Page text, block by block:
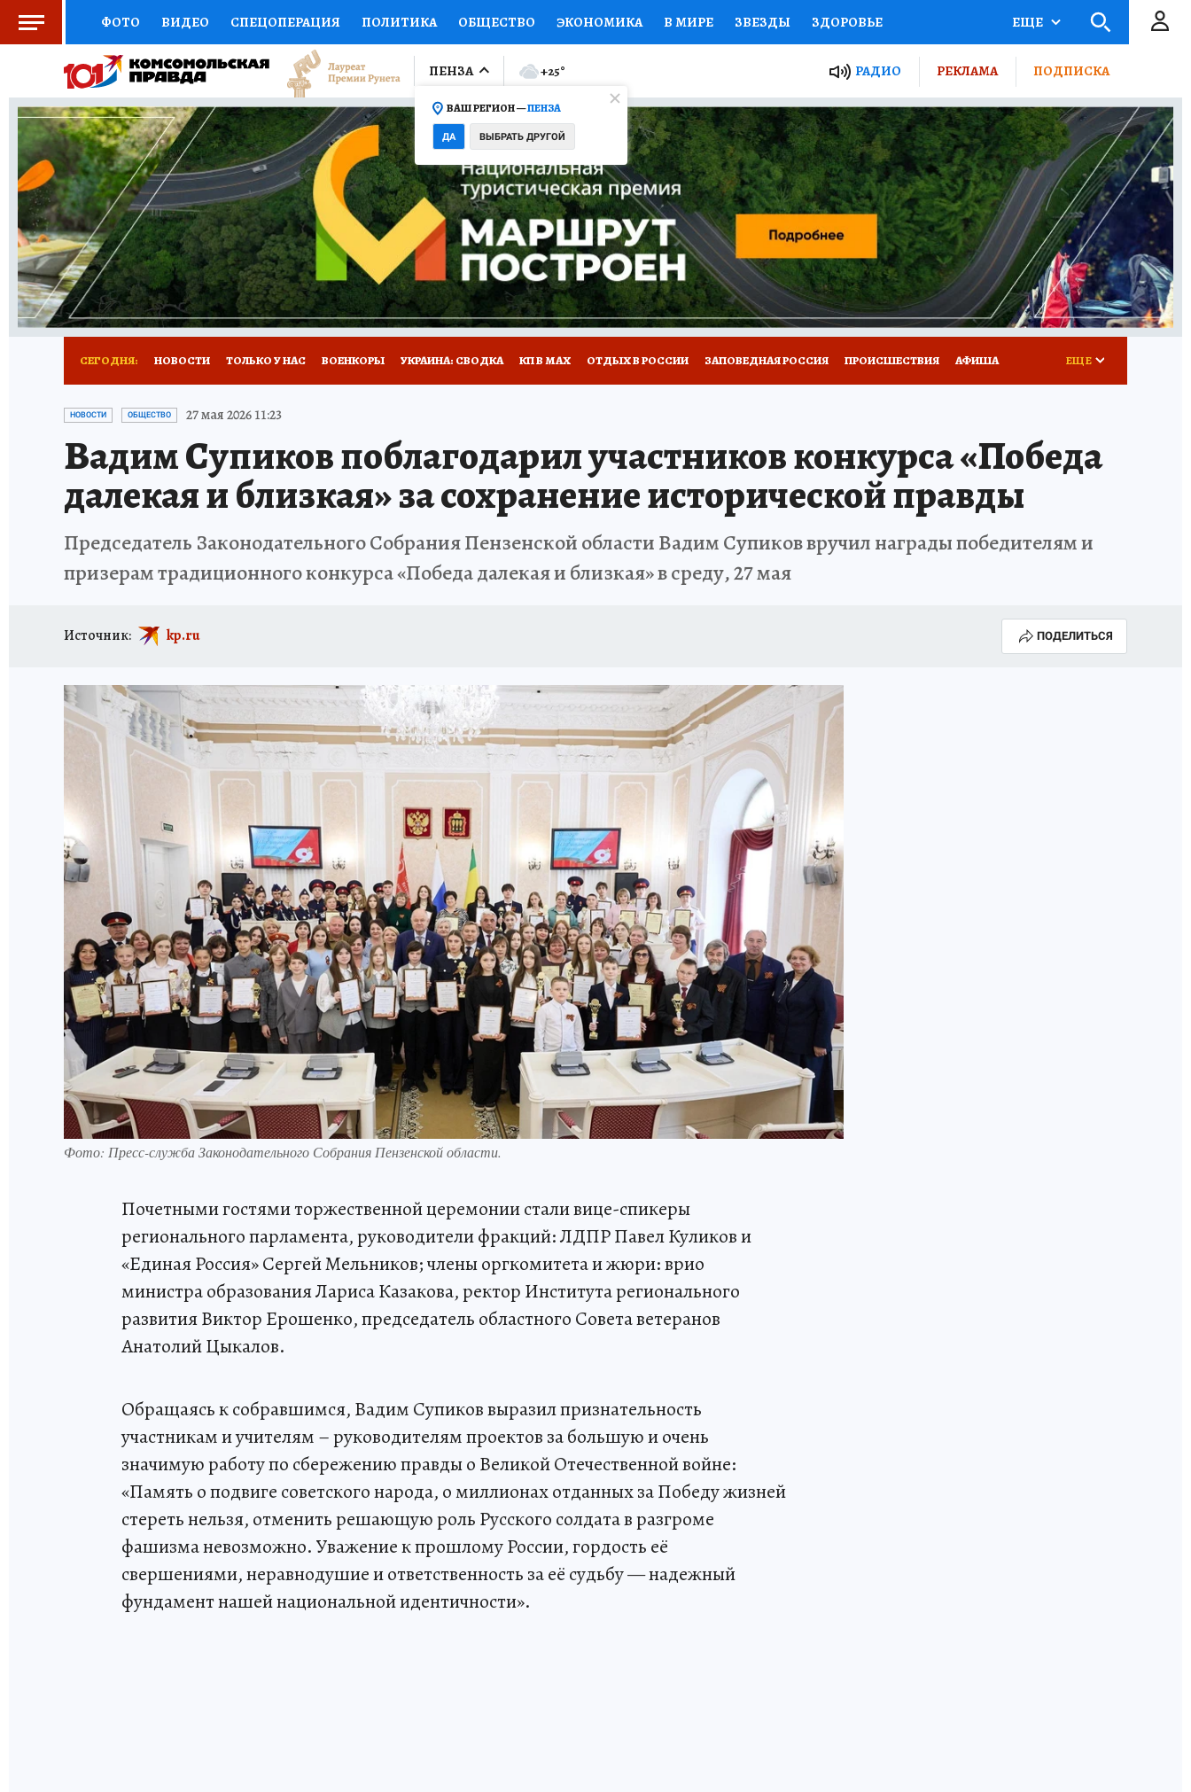
ФОТО ВИДЕО СПЕЦОПЕРАЦИЯ ПОЛИТИКА ОБЩЕСТВО ЭКОНОМИКА В МИРЕ ЗВЕЗДЫ ЗДОРОВЬЕ
СОЦПОДДЕРЖКА НАУКА СПОРТ КОЛУМНИСТЫ ПРОИСШЕСТВИЯ НАЦИОНАЛЬНЫЕ ПРОЕКТЫ РОССИИ
ВЫБОР ЭКСПЕРТОВ ДОКТОР ФИНАНСЫ ОТКРЫВАЕМ МИР Я ЗНАЮ СЕМЬЯ ЖЕНСКИЕ СЕКРЕТЫ ПУТЕВОДИТЕЛЬ
КНИЖНАЯ ПОЛКА ПРОГНОЗЫ НА СПОРТ ПРОМОКОДЫ СЕРИАЛЫ СПЕЦПРОЕКТЫ ДЕФИЦИТ ЖЕЛЕЗА ТУРИЗМ
ПРЕСС-ЦЕНТР НЕДВИЖИМОСТЬ ТЕЛЕВИЗОР КОЛЛЕКЦИИ КОНКУРСЫ РАБОТА У НАС ГИД ПОТРЕБИТЕЛЯ ВСЕ О КП
РАДИО КП РЕКЛАМА ТЕСТЫ НОВОЕ НА САЙТЕ
ЕЩЕ
ПЕНЗА
ВАШ РЕГИОН —ПЕНЗА
ДА ВЫБРАТЬ ДРУГОЙ
+25° РАДИО РЕКЛАМА ПОДПИСКА
СЕГОДНЯ: НОВОСТИ ТОЛЬКО У НАС ВОЕНКОРЫ УКРАИНА: СВОДКА КП В МАХ ОТДЫХ В РОССИИ ЗАПОВЕДНАЯ РОССИЯ ПРОИСШЕСТВИЯ АФИША
ИСПЫТАНО НА СЕБЕ
ЕЩЕ
НОВОСТИ ОБЩЕСТВО 27 мая 2026 11:23
Вадим Супиков поблагодарил участников конкурса «Победа
далекая и близкая» за сохранение исторической правды
Председатель Законодательного Собрания Пензенской области Вадим Супиков вручил награды победителям и
призерам традиционного конкурса «Победа далекая и близкая» в среду, 27 мая
Источник: kp.ru ПОДЕЛИТЬСЯ
Фото: Пресс-служба Законодательного Собрания Пензенской области.
Почетными гостями торжественной церемонии стали вице-спикеры
регионального парламента, руководители фракций: ЛДПР Павел Куликов и
«Единая Россия» Сергей Мельников; члены оргкомитета и жюри: врио
министра образования Лариса Казакова, ректор Института регионального
развития Виктор Ерошенко, председатель областного Совета ветеранов
Анатолий Цыкалов.
Обращаясь к собравшимся, Вадим Супиков выразил признательность
участникам и учителям – руководителям проектов за большую и очень
значимую работу по сбережению правды о Великой Отечественной войне:
«Память о подвиге советского народа, о миллионах отданных за Победу жизней
стереть нельзя, отменить решающую роль Русского солдата в разгроме
фашизма невозможно. Уважение к прошлому России, гордость её
свершениями, неравнодушие и ответственность за её судьбу — надежный
фундамент нашей национальной идентичности».